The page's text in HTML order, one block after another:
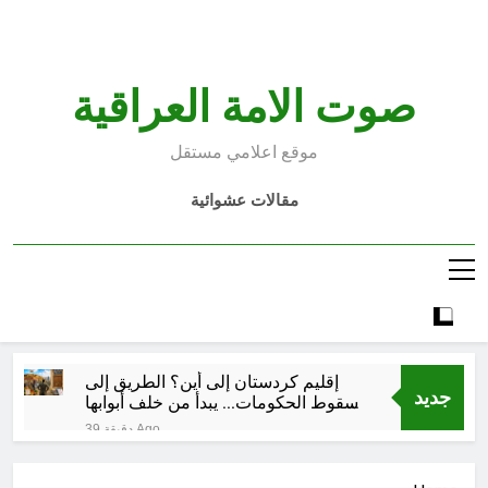
صوت الامة العراقية
موقع اعلامي مستقل
مقالات عشوائية
جديد
إقليم كردستان إلى أين؟ الطريق إلى
سقوط الحكومات… يبدأ من خلف أبوابها
المغلقة39 دقيقة Ago